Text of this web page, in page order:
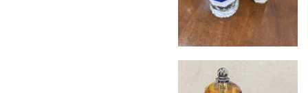
Профессиональная выгрузка—
квалифицированные грузчики
специального оборудования и техники